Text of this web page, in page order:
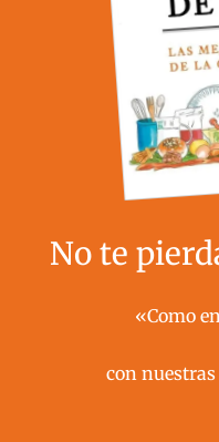
No te
«Como
con nuestras